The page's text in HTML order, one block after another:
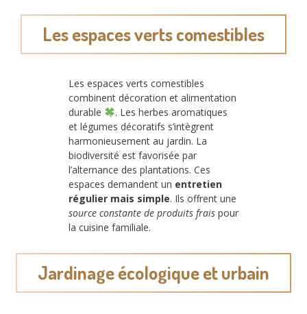
Les espaces verts comestibles
Les espaces verts comestibles
combinent décoration et alimentation
durable
. Les herbes aromatiques
et légumes décoratifs s’intègrent
harmonieusement au jardin. La
biodiversité est favorisée par
l’alternance des plantations. Ces
espaces demandent un entretien
régulier mais simple. Ils offrent une
source constante de produits frais pour
la cuisine familiale.
Jardinage écologique et urbain